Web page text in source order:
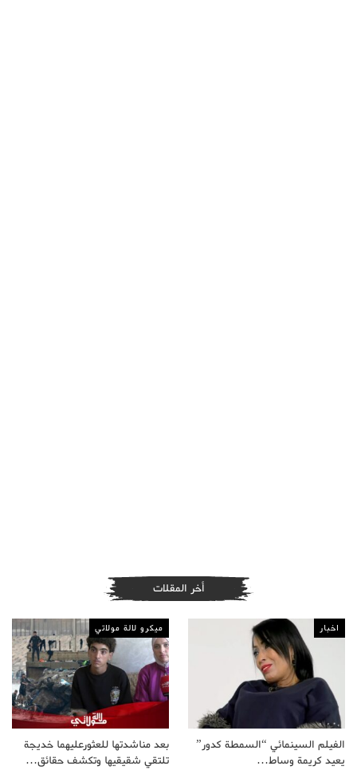
أخر المقلات
اخبار
الفيلم السينمائي “السمطة كدور”
يعيد كريمة وساط…
ميكرو لالة مولاتي
بعد مناشدتها للعثورعليهما خديجة
تلتقي شقيقيها وتكشف حقائق…